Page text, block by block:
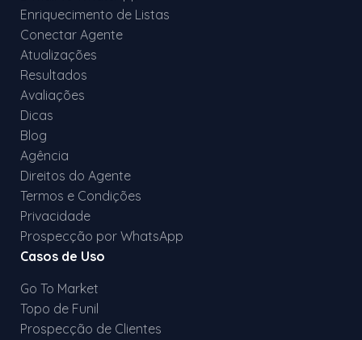
Enriquecimento de Listas
Conectar Agente
Atualizações
Resultados
Avaliações
Dicas
Blog
Agência
Direitos do Agente
Termos e Condições
Privacidade
Prospecção por WhatsApp
Casos de Uso
Go To Market
Topo de Funil
Prospecção de Clientes